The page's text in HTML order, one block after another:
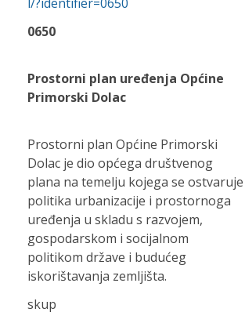
0650
Prostorni plan uređenja Općine
Primorski Dolac
Prostorni plan Općine Primorski
Dolac je dio općega društvenog
plana na temelju kojega se ostvaruje
politika urbanizacije i prostornoga
uređenja u skladu s razvojem,
gospodarskom i socijalnom
politikom države i budućeg
iskorištavanja zemljišta.
skup